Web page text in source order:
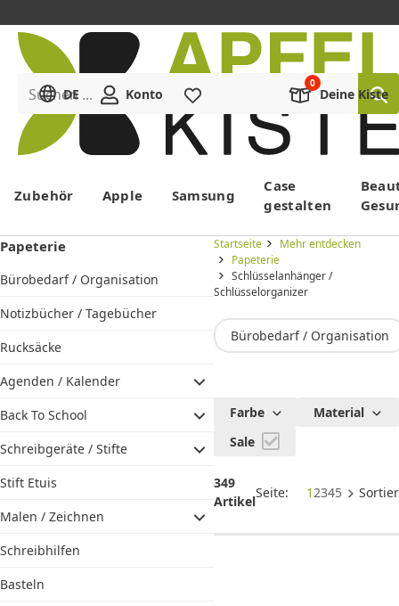
Menü
Suchen ...
DE Konto Deine Kiste
Zubehör Apple Samsung
Case
gestalten
Papeterie
Bürobedarf / Organisation
Notizbücher / Tagebücher
Rucksäcke
Agenden / Kalender
Back To School
Schreibgeräte / Stifte
Stift Etuis
Malen / Zeichnen
Schreibhilfen
Basteln
Startseite
Mehr entdecken
Papeterie
Schlüsselanhänger /
Schlüsselorganizer
Bürobedarf / Organisation
Farbe
Material
Sale
349
Artikel
Seite: 12345